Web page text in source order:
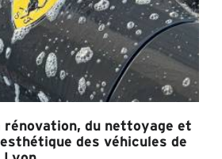
rénovation, du nettoyage et
des véhicules de